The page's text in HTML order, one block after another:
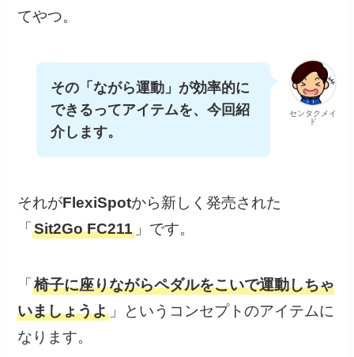
てやつ。
センタクメイ
ド
その「ながら運動」が効率的に
できるってアイテムを、今回紹
介します。
それがFlexiSpotから新しく発売された
「Sit2Go FC211 」です。
「椅子に座りながらペダルをこいで運動しちゃ
いましょうよ 」というコンセプトのアイテムに
なります。